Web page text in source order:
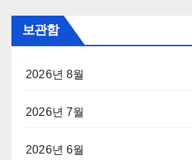
보관함
2026년 8월
2026년 7월
2026년 6월